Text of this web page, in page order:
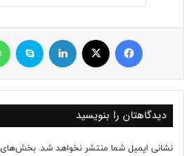
فیسبوک ایکس لینکداین
دیدگاهتان را بنویسید
نشانی ایمیل شما منتشر نخواهد شد. بخش‌های